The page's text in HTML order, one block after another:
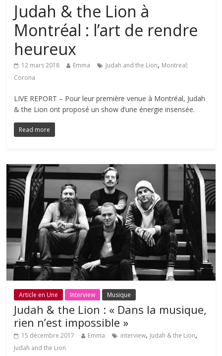
Judah & the Lion à
Montréal : l’art de rendre
heureux
12 mars 2018 Emma Judah and the Lion, Montreal;
Corona
LIVE REPORT – Pour leur première venue à Montréal, Judah
& the Lion ont proposé un show d’une énergie insensée.
Read more
Article en Une Interview Musique
Judah & the Lion : « Dans la musique,
rien n’est impossible »
15 décembre 2017 Emma interview, Judah & the Lion,
Judah and the Lion